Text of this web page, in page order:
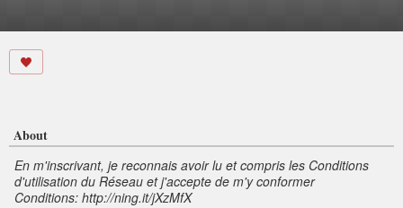
About
En m'inscrivant, je reconnais avoir lu et compris les Conditions
d'utilisation du Réseau et j'accepte de m'y conformer
Conditions: http://ning.it/jXzMfX